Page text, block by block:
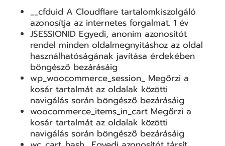
__cfduid A Cloudflare tartalomkiszolgáló
azonosítja az internetes forgalmat. 1 év
JSESSIONID Egyedi, anonim azonosítót
rendel minden oldalmegnyitáshoz az oldal
használhatóságának javítása érdekében
böngésző bezárásáig
wp_woocommerce_session_ Megőrzi a
kosár tartalmát az oldalak közötti
navigálás során böngésző bezárásáig
woocommerce_items_in_cart Megőrzi a
kosár tartalmát az oldalak közötti
navigálás során böngésző bezárásáig